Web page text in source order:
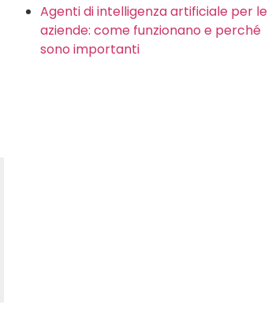
Agenti di intelligenza artificiale per le
aziende: come funzionano e perché
sono importanti